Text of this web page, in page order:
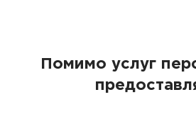
Помимо услуг